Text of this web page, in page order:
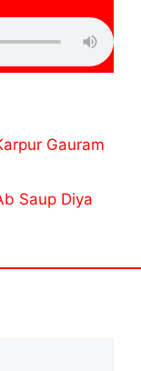
Karpur Gauram
Saup Diya